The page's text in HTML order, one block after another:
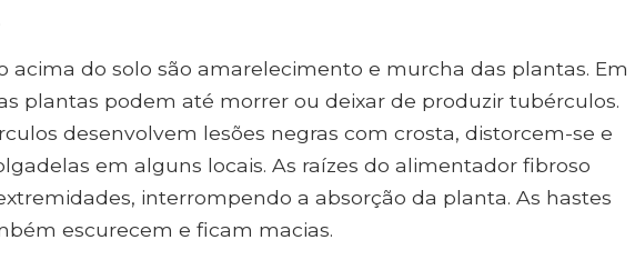
acima do solo são amarelecimento e murcha das plantas. Em
plantas podem até morrer ou deixar de produzir tubérculos.
desenvolvem lesões negras com crosta, distorcem-se e
em alguns locais. As raízes do alimentador fibroso
interrompendo a absorção da planta. As hastes
escurecem e ficam macias.